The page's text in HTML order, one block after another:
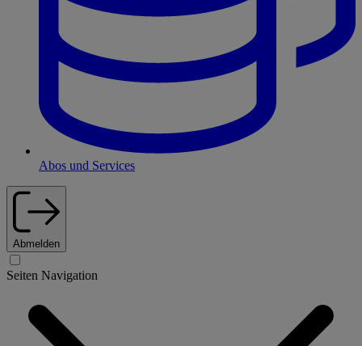
Abos und Services
Abmelden
Seiten Navigation